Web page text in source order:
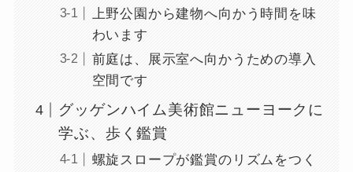
上野公園から建物へ向かう時間を味
わいます
前庭は、展示室へ向かうための導入
空間です
グッゲンハイム美術館ニューヨークに
学ぶ、歩く鑑賞
螺旋スロープが鑑賞のリズムをつく